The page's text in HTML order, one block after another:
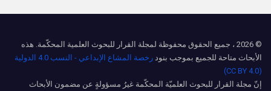
© 2026 ، جميع الحقوق محفوظة لمجلة القرار للبحوث العلمية المحكّمة. هذه
الأبحاث متاحة للجميع بموجب بنود
رخصة المشاع الإبداعي - النسب 4.0 الدولية
(CC BY 4.0)
إنّ مجلة القرار للبحوث العلميّة المحكّمة غيرُ مسؤولةٍ عن مضمون الأبحاث